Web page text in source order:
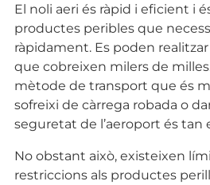
El noli aeri és ràpid i eficient i
productes peribles que
ràpidament. Es poden
que cobreixen milers de
mètode de transport que és
sofreixi de càrrega robada o
seguretat de l’aeroport és tan
No obstant això, existeixen
restriccions als productes